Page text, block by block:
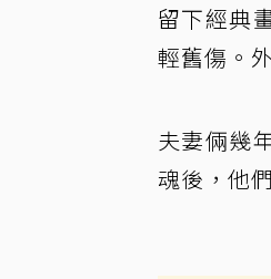
留下經典
輕舊傷。
夫妻倆幾
魂後，他